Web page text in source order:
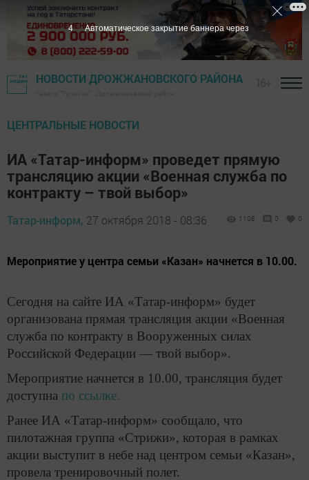
НОВОСТИ ДРОЖЖАНОВСКОГО РАЙОНА
ЦЕНТРАЛЬНЫЕ НОВОСТИ
ИА «Татар-информ» проведет прямую
трансляцию акции «Военная служба по
контракту – твой выбор»
Татар-информ, 27 октября 2018 - 08:36 1108 0 0
Мероприятие у центра семьи «Казан» начнется в 10.00.
Сегодня на сайте ИА «Татар-информ» будет
организована прямая трансляция акции «Военная
служба по контракту в Вооруженных силах
Российской Федерации — твой выбор».
Мероприятие начнется в 10.00, трансляция будет
доступна по ссылке.
Ранее ИА «Татар-информ» сообщало, что
пилотажная группа «Стрижи», которая в рамках
акции выступит в небе над центром семьи «Казан»,
провела тренировочный полет.
3 Автоматическое закрытие баннера через